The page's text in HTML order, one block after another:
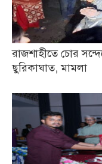
রাজশাহীতে চোর
ছুরিকাঘাত, মামলা